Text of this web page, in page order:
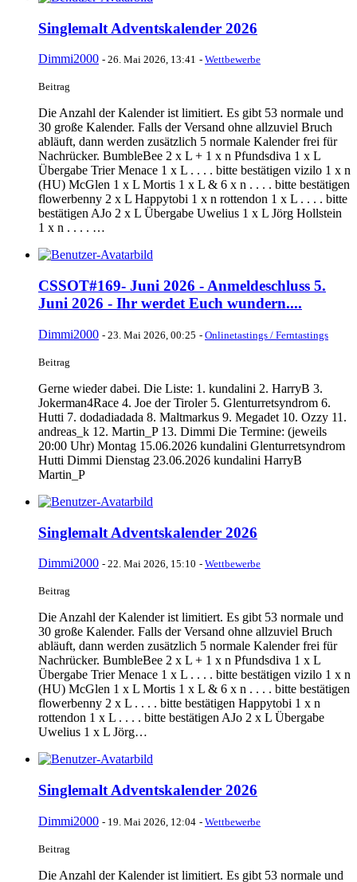
Singlemalt Adventskalender 2026
Dimmi2000 - 26. Mai 2026, 13:41 - Wettbewerbe
Beitrag
Die Anzahl der Kalender ist limitiert. Es gibt 53 normale und
30 große Kalender. Falls der Versand ohne allzuviel Bruch
abläuft, dann werden zusätzlich 5 normale Kalender frei für
Nachrücker. BumbleBee 2 x L + 1 x n Pfundsdiva 1 x L
Übergabe Trier Menace 1 x L . . . . bitte bestätigen vizilo 1 x n
(HU) McGlen 1 x L Mortis 1 x L & 6 x n . . . . bitte bestätigen
flowerbenny 2 x L Happytobi 1 x n rottendon 1 x L . . . . bitte
bestätigen AJo 2 x L Übergabe Uwelius 1 x L Jörg Hollstein
1 x n . . . . …
CSSOT#169- Juni 2026 - Anmeldeschluss 5.
Juni 2026 - Ihr werdet Euch wundern....
Dimmi2000 - 23. Mai 2026, 00:25 - Onlinetastings / Ferntastings
Beitrag
Gerne wieder dabei. Die Liste: 1. kundalini 2. HarryB 3.
Jokerman4Race 4. Joe der Tiroler 5. Glenturretsyndrom 6.
Hutti 7. dodadiadada 8. Maltmarkus 9. Megadet 10. Ozzy 11.
andreas_k 12. Martin_P 13. Dimmi Die Termine: (jeweils
20:00 Uhr) Montag 15.06.2026 kundalini Glenturretsyndrom
Hutti Dimmi Dienstag 23.06.2026 kundalini HarryB
Martin_P
Singlemalt Adventskalender 2026
Dimmi2000 - 22. Mai 2026, 15:10 - Wettbewerbe
Beitrag
Die Anzahl der Kalender ist limitiert. Es gibt 53 normale und
30 große Kalender. Falls der Versand ohne allzuviel Bruch
abläuft, dann werden zusätzlich 5 normale Kalender frei für
Nachrücker. BumbleBee 2 x L + 1 x n Pfundsdiva 1 x L
Übergabe Trier Menace 1 x L . . . . bitte bestätigen vizilo 1 x n
(HU) McGlen 1 x L Mortis 1 x L & 6 x n . . . . bitte bestätigen
flowerbenny 2 x L . . . . bitte bestätigen Happytobi 1 x n
rottendon 1 x L . . . . bitte bestätigen AJo 2 x L Übergabe
Uwelius 1 x L Jörg…
Singlemalt Adventskalender 2026
Dimmi2000 - 19. Mai 2026, 12:04 - Wettbewerbe
Beitrag
Die Anzahl der Kalender ist limitiert. Es gibt 53 normale und